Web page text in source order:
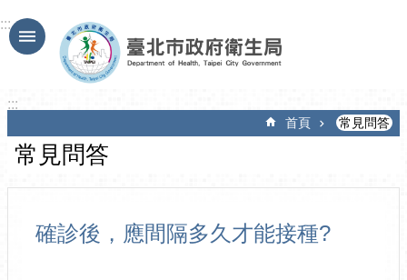
跳到主要內容區塊
:::
:::
首頁 常見問答
常見問答
確診後，應間隔多久才能接種?